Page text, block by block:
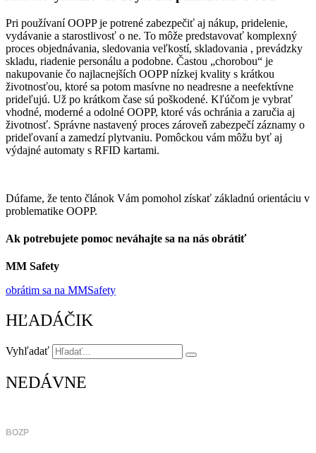
Pri používaní OOPP je potrené zabezpečiť aj nákup, pridelenie,
vydávanie a starostlivosť o ne. To môže predstavovať komplexný
proces objednávania, sledovania veľkostí, skladovania , prevádzky
skladu, riadenie personálu a podobne. Častou „chorobou“ je
nakupovanie čo najlacnejších OOPP nízkej kvality s krátkou
životnosťou, ktoré sa potom masívne no neadresne a neefektívne
prideľujú. Už po krátkom čase sú poškodené. Kľúčom je vybrať
vhodné, moderné a odolné OOPP, ktoré vás ochránia a zaručia aj
životnosť. Správne nastavený proces zároveň zabezpečí záznamy o
prideľovaní a zamedzí plytvaniu. Pomôckou vám môžu byť aj
výdajné automaty s RFID kartami.
Dúfame, že tento článok Vám pomohol získať základnú orientáciu v
problematike OOPP.
Ak potrebujete pomoc neváhajte sa na nás obrátiť
MM Safety
obrátim sa na MMSafety
HĽADÁČIK
Vyhľadať
NEDÁVNE
BOZP